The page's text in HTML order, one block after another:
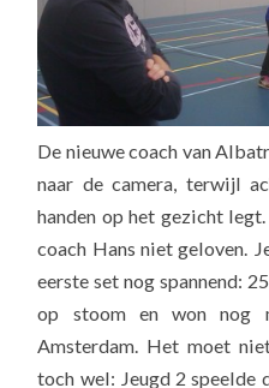
De nieuwe coach van
naar de camera, terwijl
handen op het gezicht
coach Hans niet geloven.
eerste set nog spannend:
op stoom en won nog
Amsterdam. Het moet
toch wel: Jeugd 2 speelde